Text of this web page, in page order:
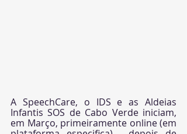
A SpeechCare, o IDS e as Aldeias
Infantis SOS de Cabo Verde iniciam,
em Março, primeiramente online (em